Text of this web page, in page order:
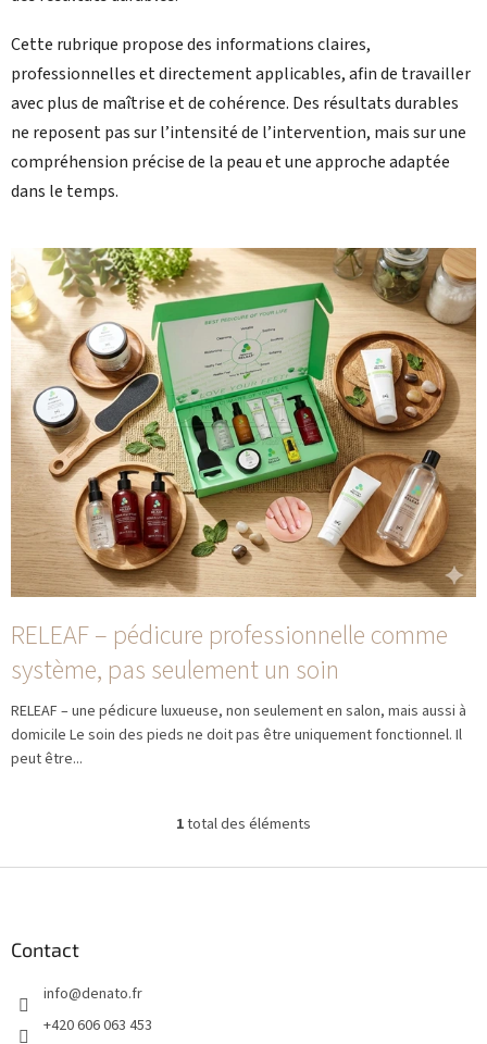
Cette rubrique propose des informations claires,
professionnelles et directement applicables, afin de travailler
avec plus de maîtrise et de cohérence. Des résultats durables
ne reposent pas sur l’intensité de l’intervention, mais sur une
compréhension précise de la peau et une approche adaptée
dans le temps.
L
i
s
t
e
s
a
t
i
c
e
RELEAF – pédicure professionnelle comme
système, pas seulement un soin
RELEAF – une pédicure luxueuse, non seulement en salon, mais aussi à
domicile Le soin des pieds ne doit pas être uniquement fonctionnel. Il
peut être...
C
n
1total des éléments
Contact
info@denato.fr
+420 606 063 453